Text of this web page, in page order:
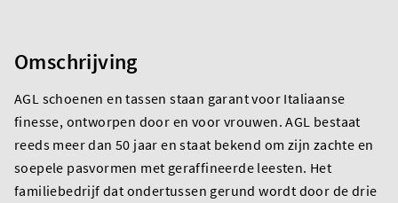
Omschrijving
AGL schoenen en tassen staan garant voor Italiaanse
finesse, ontworpen door en voor vrouwen. AGL bestaat
reeds meer dan 50 jaar en staat bekend om zijn zachte en
soepele pasvormen met geraffineerde leesten. Het
familiebedrijf dat ondertussen gerund wordt door de drie